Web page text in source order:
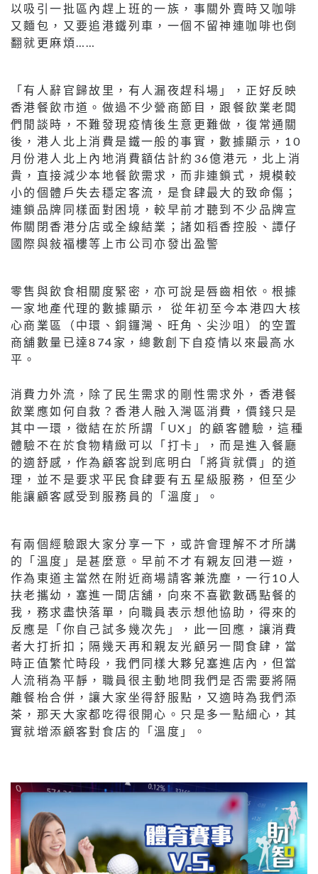
以吸引一批區內趕上班的一族，事關外賣時又咖啡
又麵包，又要追港鐵列車，一個不留神連咖啡也倒
翻就更麻煩……
「有人辭官歸故里，有人漏夜趕科場」，正好反映
香港餐飲市道。做過不少營商節目，跟餐飲業老闆
們閒談時，不難發現疫情後生意更難做，復常通關
後，港人北上消費是鐵一般的事實，數據顯示，10
月份港人北上內地消費額估計約36億港元，北上消
貴，直接減少本地餐飲需求，而非連鎖式，規模較
小的個體戶失去穩定客流，是食肆最大的致命傷；
連鎖品牌同樣面對困境，較早前才聽到不少品牌宣
佈關閉香港分店或全線結業；諸如稻香控股、譚仔
國際與敍福樓等上市公司亦發出盈警
零售與飲食相關度緊密，亦可說是唇齒相依。根據
一家地產代理的數據顯示， 從年初至今本港四大核
心商業區（中環、銅鑼灣、旺角、尖沙咀）的空置
商舖數量已達874家，總數創下自疫情以來最高水
平。
消費力外流，除了民生需求的剛性需求外，香港餐
飲業應如何自救？香港人融入灣區消費，價錢只是
其中一環，徵結在於所謂「UX」的顧客體驗，這種
體驗不在於食物精緻可以「打卡」，而是進入餐廳
的適舒感，作為顧客說到底明白「將貨就價」的道
理，並不是要求平民食肆要有五星級服務，但至少
能讓顧客感受到服務員的「溫度」。
有兩個經驗跟大家分享一下，或許會理解不才所講
的「溫度」是甚麼意。早前不才有親友回港一遊，
作為東道主當然在附近商場請客兼洗塵，一行10人
扶老攜幼，塞進一間店舖，向來不喜歡數碼點餐的
我，務求盡快落單，向職員表示想他協助，得來的
反應是「你自己試多幾次先」，此一回應，讓消費
者大打折扣；隔幾天再和親友光顧另一間食肆，當
時正值繁忙時段，我們同樣大夥兒塞進店內，但當
人流稍為平靜，職員很主動地問我們是否需要將隔
離餐枱合併，讓大家坐得舒服點，又適時為我們添
茶，那天大家都吃得很開心。只是多一點細心，其
實就增添顧客對食店的「溫度」。